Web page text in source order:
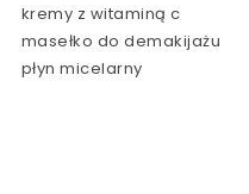
kremy z witaminą c
masełko do demakijażu
płyn micelarny